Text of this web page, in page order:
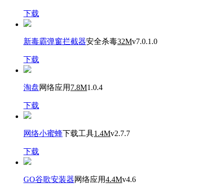
下载
新毒霸弹窗拦截器安全杀毒32Mv7.0.1.0
下载
淘盘网络应用 7.8M1.0.4
下载
网络小蜜蜂下载工具1.4Mv2.7.7
下载
GO谷歌安装器网络应用4.4Mv4.6